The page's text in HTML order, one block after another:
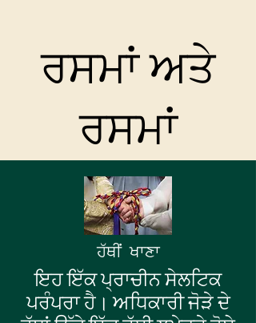
ਰਸਮਾਂ ਅਤੇ
ਰਸਮਾਂ
ਹੱਥੀਂ ਖਾਣਾ
ਇਹ ਇੱਕ ਪ੍ਰਾਚੀਨ ਸੇਲਟਿਕ
ਪਰੰਪਰਾ ਹੈ। ਅਧਿਕਾਰੀ ਜੋੜੇ ਦੇ